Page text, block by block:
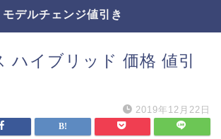
モデルチェンジ値引き
ハイブリッド 価格 値引
2019年12月22日